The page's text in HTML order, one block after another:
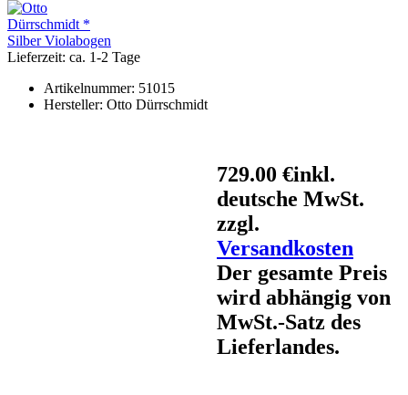
Lieferzeit: ca. 1-2 Tage
Artikelnummer: 51015
Hersteller: Otto Dürrschmidt
729.00 €inkl.
deutsche MwSt.
zzgl.
Versandkosten
Der gesamte Preis
wird abhängig von
MwSt.-Satz des
Lieferlandes.